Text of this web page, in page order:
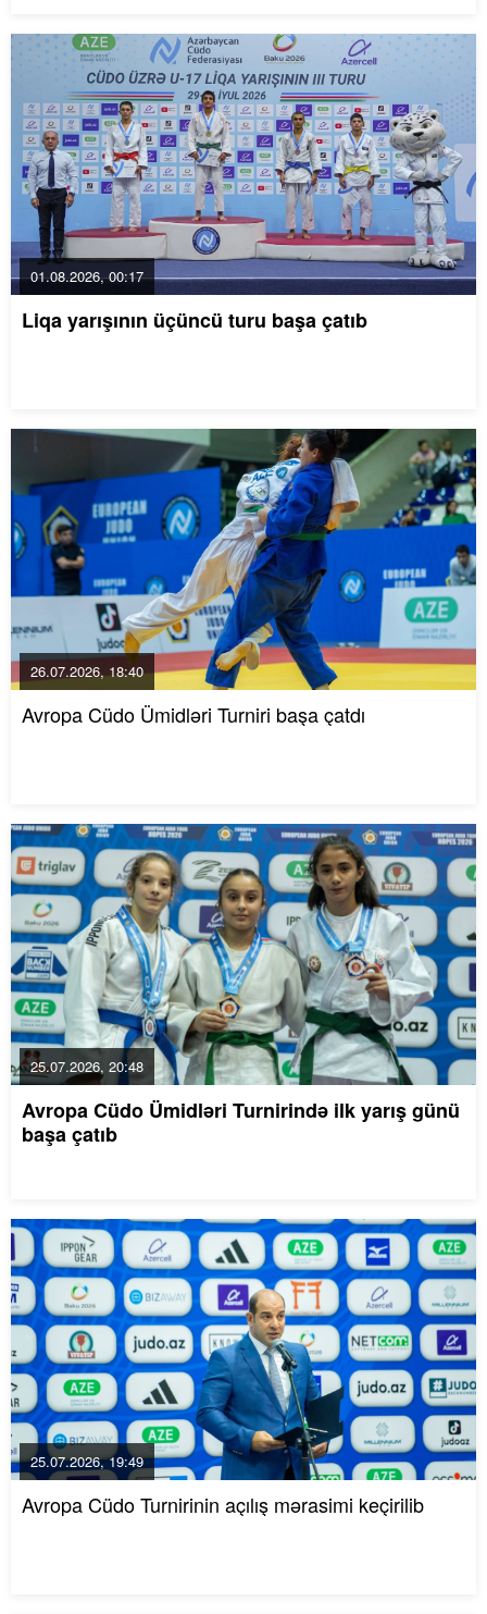
01.08.2026, 00:17
Liqa yarışının üçüncü turu başa çatıb
26.07.2026, 18:40
Avropa Cüdo Ümidləri Turniri başa çatdı
25.07.2026, 20:48
Avropa Cüdo Ümidləri Turnirində ilk yarış günü
başa çatıb
25.07.2026, 19:49
Avropa Cüdo Turnirinin açılış mərasimi keçirilib